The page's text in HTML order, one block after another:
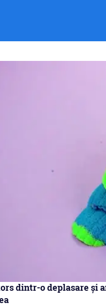
dintr-o deplasare și